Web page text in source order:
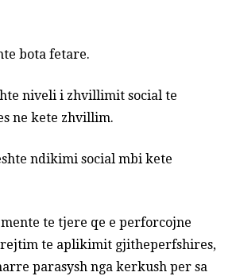
bota fetare.
niveli i zhvillimit social te
ne kete zhvillim.
ndikimi social mbi kete
te tjere qe e perforcojne
te aplikimit gjitheperfshires,
parasysh nga kerkush per sa